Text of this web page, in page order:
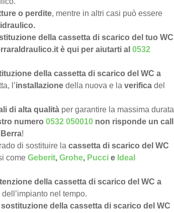
o perdite, mentre in altri casi può essere
della cassetta di scarico del tuo WC
è qui per aiutarti al 0532
della cassetta di scarico del WC a
l’installazione della nuova e la verifica del
di alta qualità per garantire la massima durata
numero 0532 050010 non risponde un call
!
di sostituire la cassetta di scarico del WC
come Geberit, Grohe, Pucci e Ideal
della cassetta di scarico del WC a
nel tempo.
sostituzione della cassetta di scarico del WC